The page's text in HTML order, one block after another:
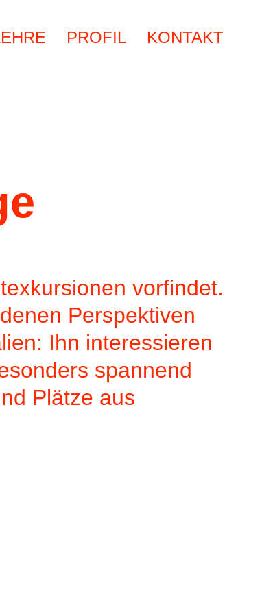
PROFIL KONTAKT
vorfindet.
Perspektiven
Ihn interessieren
spannend
Plätze aus